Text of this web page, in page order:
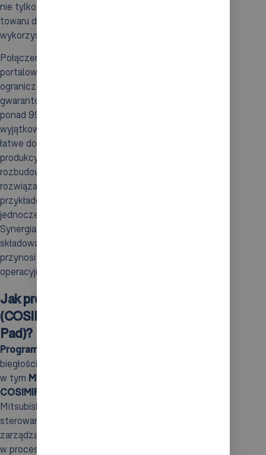
nie tylko przyspiesza finalny etap przygotowania
towaru do wysyłki, lecz także sprzyja optymalizacji
wykorzystania zasobów na całej linii produkcyjnej.
Połączenie systemu
portalowymi przyczynia się do drastycznego
ograniczenia czasu przestoju, co jest wspierane przez
gwarantowaną dostępność systemu na poziomie
ponad 99%. Modułowa budowa AutoStore pozwala na
wyjątkową elastyczność i skalowalność, umożliwiając
łatwe dostosowanie do zmiennych wymagań
produkcyjnych przez dodanie kolejnych robotów lub
rozbudowę siatki magazynowej. Nowoczesne
rozwiązania w automatyzacji, których AutoStore jest
przykładem, maksymalizują efektywność,
jednocześnie minimalizując ryzyko błędów ludzkich.
Synergia pomiędzy zautomatyzowanym systemem
składowania a robotyką na końcu linii produkcyjnej
przynosi korzyści zarówno w zakresie wydajności
operacyjnej, jak i bezpieczeństwa w miejscu pracy.
Jak programować robota portalowego
(COSIMIR, MELFA BASIC IV, Teaching
Pad)?
Programowanie robota portalowego
biegłości w specyficznych narzędziach oraz językach,
w tym MELFA BASIC IV
COSIMIR
Mitsubishi, daje możliwość tworzenia skryptów do
sterowania. W efekcie operatorzy mogą precyzyjnie
zarządzać ruchem robota, co odgrywa kluczową rolę
w procesach automatyzacji.